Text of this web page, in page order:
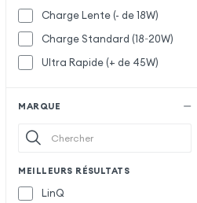
Charge Lente (- de 18W)
Charge Standard (18~20W)
Ultra Rapide (+ de 45W)
MARQUE
MEILLEURS RÉSULTATS
LinQ